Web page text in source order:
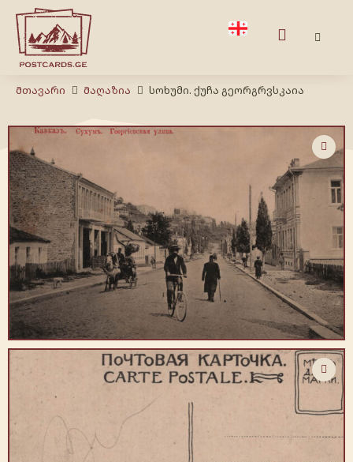
Მთავარი Მაღაზია სოხუმი. ქუჩა გეორგრვსკაია